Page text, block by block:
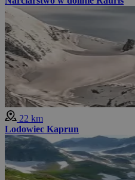
22 km
Lodowiec Kaprun